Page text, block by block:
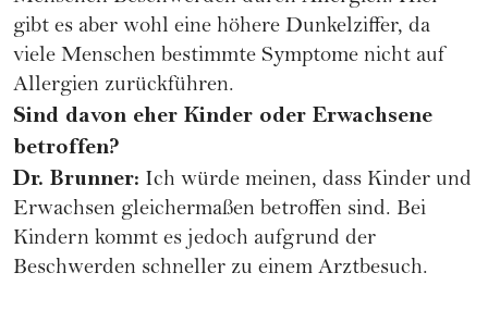
gibt es aber wohl eine höhere Dunkelziffer, da
viele Menschen bestimmte Symptome nicht auf
Allergien zurückführen.
Sind davon eher Kinder oder Erwachsene
betroffen?
Dr. Brunner: Ich würde meinen, dass Kinder und
Erwachsen gleichermaßen betroffen sind. Bei
Kindern kommt es jedoch aufgrund der
Beschwerden schneller zu einem Arztbesuch.